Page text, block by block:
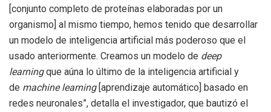
[conjunto completo de proteínas elaboradas por un
organismo] al mismo tiempo, hemos tenido que desarrollar
un modelo de inteligencia artificial más poderoso que el
usado anteriormente. Creamos un modelo de deep
learningque aúna lo último de la inteligencia artificial y
de machine learning[aprendizaje automático] basado en
redes neuronales”, detalla el investigador, que bautizó el